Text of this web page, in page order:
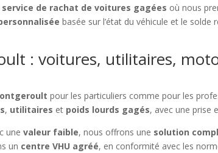
service de rachat de voitures gagées où nous
basée sur l’état du véhicule et le solde
: voitures, utilitaires,
pour les particuliers comme pour les
, utilitaires et poids lourds gagés, avec une prise
unevaleur faible, nous offrons une solution
un centre VHU agréé, en conformité avec les